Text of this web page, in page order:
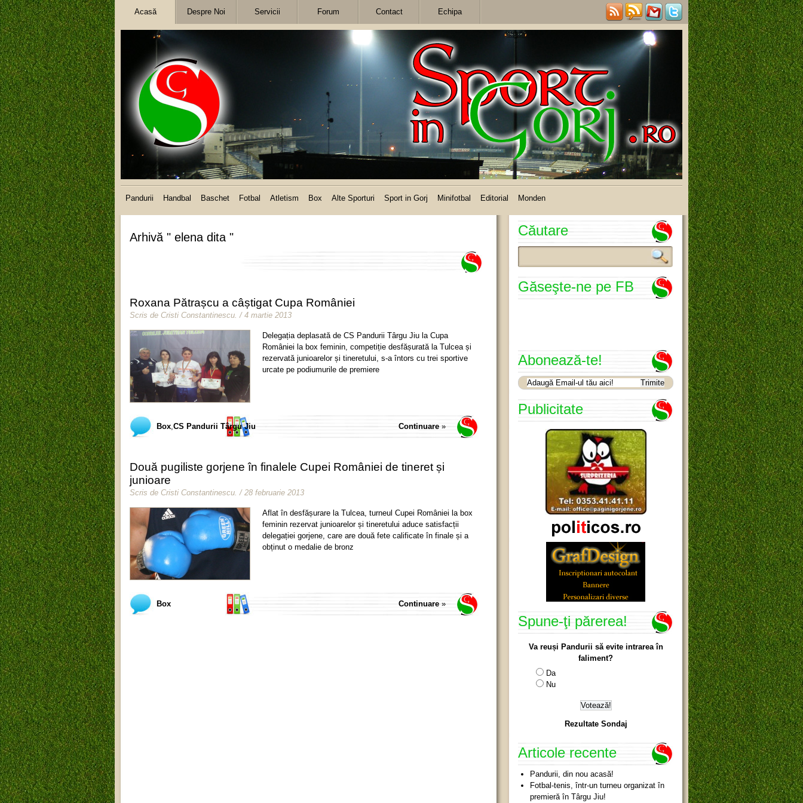
Acasă Despre Noi Servicii Forum Contact Echipa
Pandurii Handbal Baschet Fotbal Atletism Box Alte Sporturi Sport in Gorj Minifotbal Editorial Monden
Arhivă " elena dita "
Roxana Pătrașcu a câștigat Cupa României
Scris de Cristi Constantinescu. / 4 martie 2013
Delegația deplasată de CS Pandurii Târgu Jiu la Cupa
României la box feminin, competiție desfășurată la Tulcea și
rezervată junioarelor și tineretului, s-a întors cu trei sportive
urcate pe podiumurile de premiere
Box,CS Pandurii Târgu Jiu Continuare »
Două pugiliste gorjene în finalele Cupei României de tineret și
junioare
Scris de Cristi Constantinescu / 28 februarie 2013
Aflat în desfășurare la Tulcea, turneul Cupei României la box
feminin rezervat junioarelor și tineretului aduce satisfacții
delegației gorjene, care are două fete calificate în finale și a
obținut o medalie de bronz
Box Continuare »
Căutare
Găseşte-ne pe FB
Abonează-te!
Publicitate
Spune-ţi părerea!
Va reuși Pandurii să evite intrarea în
faliment?
Da
Nu
Rezultate Sondaj
Articole recente
Pandurii, din nou acasă!
Fotbal-tenis, într-un turneu organizat în
premieră în Târgu Jiu!